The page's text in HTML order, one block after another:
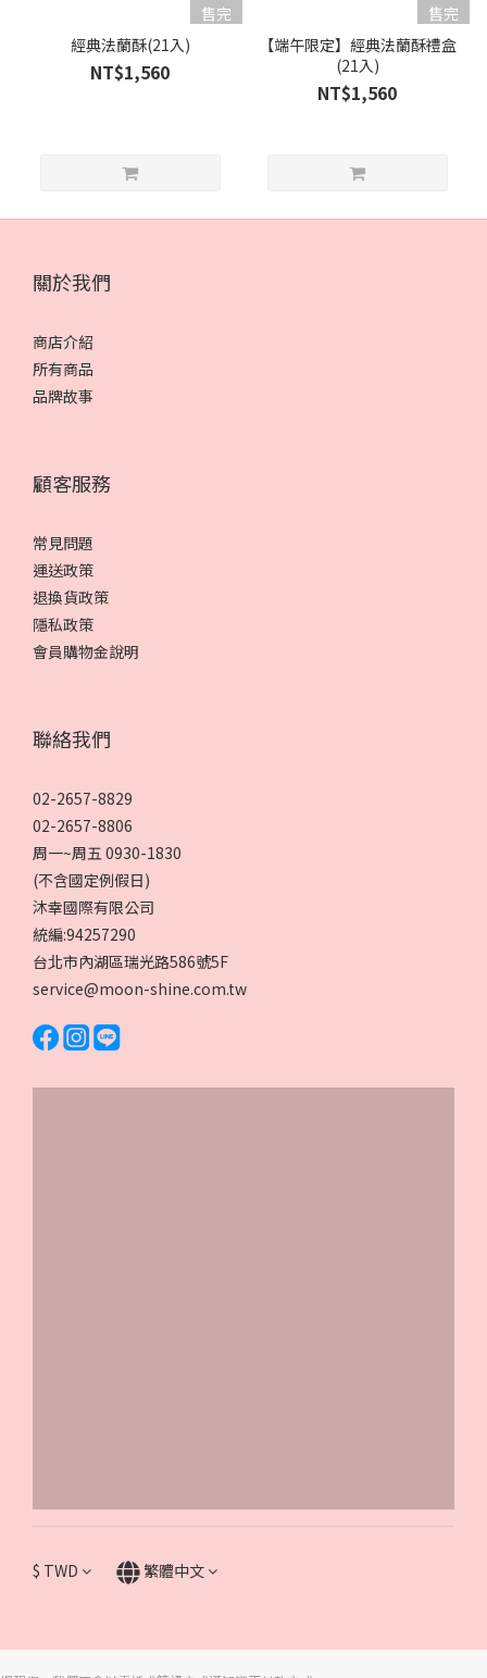
售完
經典法蘭酥(21入)
NT$1,560
售完
【端午限定】經典法蘭酥禮盒
(21入)
NT$1,560
關於我們
商店介紹
所有商品
品牌故事
顧客服務
常見問題
運送政策
退換貨政策
隱私政策
會員購物金說明
聯絡我們
02-2657-8829
02-2657-8806
周一~周五 0930-1830
(不含國定例假日)
沐幸國際有限公司
統編:94257290
台北市內湖區瑞光路586號5F
service@moon-shine.com.tw
$ TWD 繁體中文